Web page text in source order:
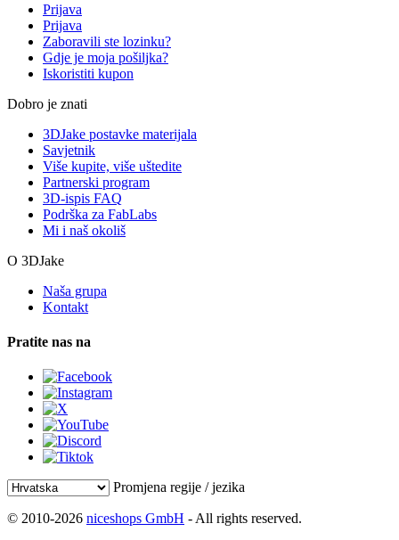
Prijava
Prijava
Zaboravili ste lozinku?
Gdje je moja pošiljka?
Iskoristiti kupon
Dobro je znati
3DJake postavke materijala
Savjetnik
Više kupite, više uštedite
Partnerski program
3D-ispis FAQ
Podrška za FabLabs
Mi i naš okoliš
O 3DJake
Naša grupa
Kontakt
Pratite nas na
Promjena regije / jezika
© 2010-2026 niceshops GmbH - All rights reserved.